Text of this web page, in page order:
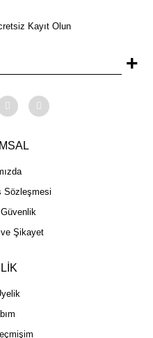
Kayıt Olun
+
Sözleşmesi
Şikayet